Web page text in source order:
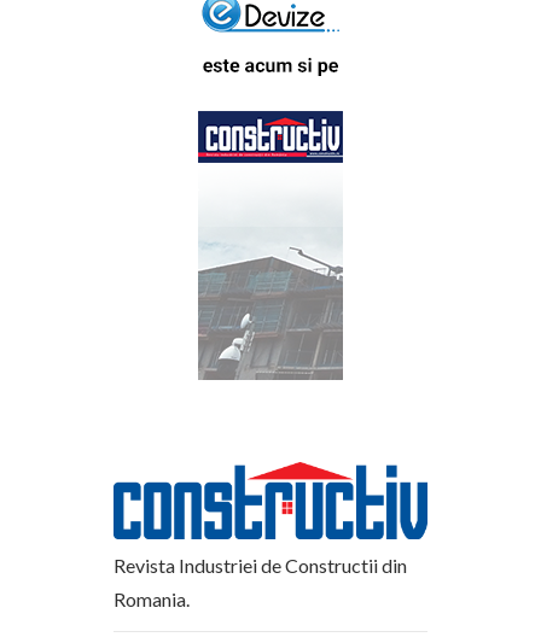
Revista Industriei de Constructii din
Romania.